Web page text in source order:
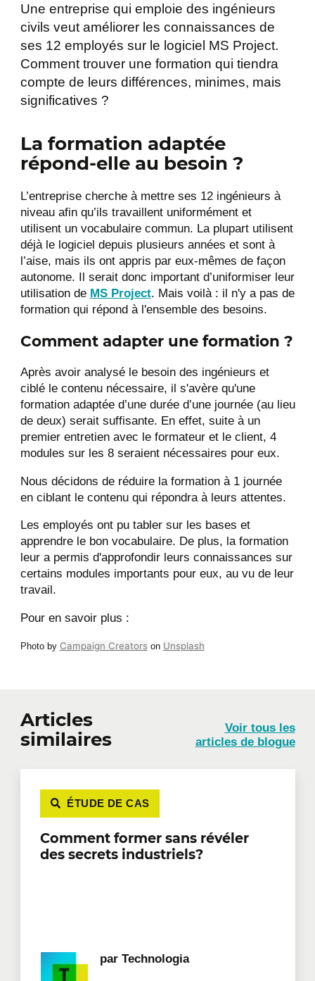
Une entreprise qui emploie des ingénieurs
civils veut améliorer les connaissances de
ses 12 employés sur le logiciel MS Project.
Comment trouver une formation qui tiendra
compte de leurs différences, minimes, mais
significatives ?
La formation adaptée
répond-elle au besoin ?
L’entreprise cherche à mettre ses 12 ingénieurs à
niveau afin qu’ils travaillent uniformément et
utilisent un vocabulaire commun. La plupart utilisent
déjà le logiciel depuis plusieurs années et sont à
l’aise, mais ils ont appris par eux-mêmes de façon
autonome. Il serait donc important d’uniformiser leur
utilisation de MS Project. Mais voilà : il n'y a pas de
formation qui répond à l'ensemble des besoins.
Comment adapter une formation ?
Après avoir analysé le besoin des ingénieurs et
ciblé le contenu nécessaire, il s'avère qu'une
formation adaptée d’une durée d’une journée (au lieu
de deux) serait suffisante. En effet, suite à un
premier entretien avec le formateur et le client, 4
modules sur les 8 seraient nécessaires pour eux.
Nous décidons de réduire la formation à 1 journée
en ciblant le contenu qui répondra à leurs attentes.
Les employés ont pu tabler sur les bases et
apprendre le bon vocabulaire. De plus, la formation
leur a permis d'approfondir leurs connaissances sur
certains modules importants pour eux, au vu de leur
travail.
Pour en savoir plus :
Photo by Campaign Creators on Unsplash
Articles
similaires
Voir tous les
articles de blogue
ÉTUDE DE CAS
Comment former sans révéler
des secrets industriels?
par Technologia